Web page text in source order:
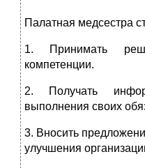
Палатная медсестра
1. Принимать
компетенции.
2. Получать
выполнения своих
3. Вносить
улучшения